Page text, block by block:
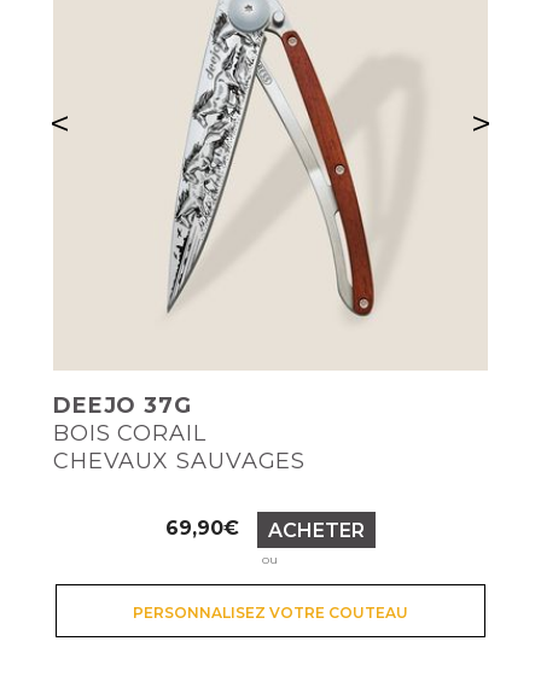
DEEJO 37G
BOIS CORAIL
CHEVAUX SAUVAGES
Prix
69,90€ ACHETER
ou
PERSONNALISEZ VOTRE COUTEAU
< >